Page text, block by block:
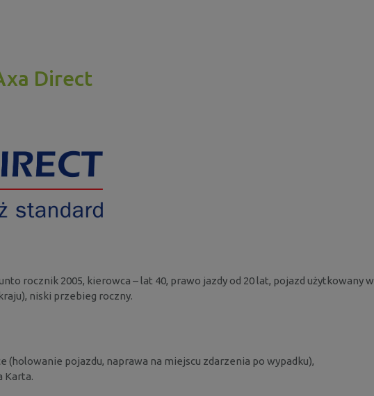
Direct
rocznik 2005, kierowca – lat 40, prawo jazdy od 20 lat, pojazd użytkowany w
niski przebieg roczny.
(holowanie pojazdu, naprawa na miejscu zdarzenia po wypadku),
Karta.